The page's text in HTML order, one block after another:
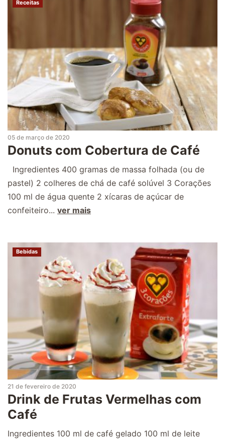
Receitas
05 de março de 2020
Donuts com Cobertura de Café
Ingredientes 400 gramas de massa folhada (ou de
pastel) 2 colheres de chá de café solúvel 3 Corações
100 ml de água quente 2 xícaras de açúcar de
confeiteiro... ver mais
Bebidas
21 de fevereiro de 2020
Drink de Frutas Vermelhas com
Café
Ingredientes 100 ml de café gelado 100 ml de leite